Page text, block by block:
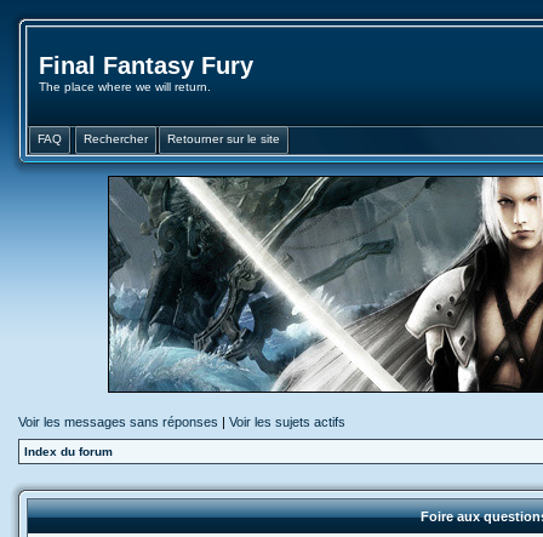
Final Fantasy Fury
The place where we will return.
FAQ Rechercher Retourner sur le site
Voir les messages sans réponses | Voir les sujets actifs
Index du forum
Foire aux